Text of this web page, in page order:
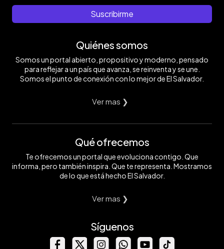
Suscribirme
Quiénes somos
Somos un portal abierto, propositivo y moderno, pensado
para reflejar a un país que avanza, se reinventa y se une.
Somos el punto de conexión con lo mejor de El Salvador.
Ver mas ❯
Qué ofrecemos
Te ofrecemos un portal que evoluciona contigo. Que
informa, pero también inspira. Que te representa. Mostramos
de lo que está hecho El Salvador.
Ver mas ❯
Síguenos